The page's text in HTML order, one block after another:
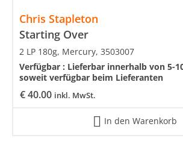
Chris Stapleton
Starting Over
€40.00 inkl. MwSt.
2 LP 180g, Mercury, 3503007
Verfügbar : Lieferbar innerhalb von 5-
soweit verfügbar beim Lieferanten
In den Warenkorb